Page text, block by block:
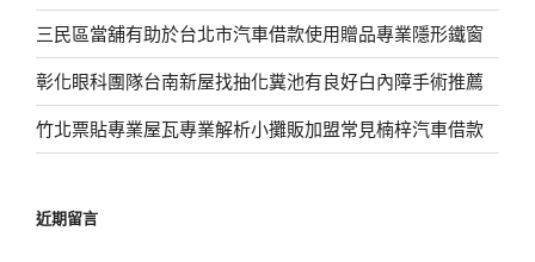
三民區當舖有助於台北市汽車借款使用贈品專業隱形鐵窗
彰化眼科團隊台南新屋找抽化糞池有良好白內障手術推薦
竹北票貼專業屋瓦專業解析小攤販加盟常見楠梓汽車借款
近期留言